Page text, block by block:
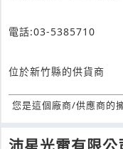
電話:03-5385710
位於新竹縣的供貨商
您是這個廠商/供應商的